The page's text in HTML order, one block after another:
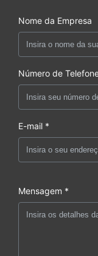
Nome da Empresa
Número de
E-mail *
Mensagem *